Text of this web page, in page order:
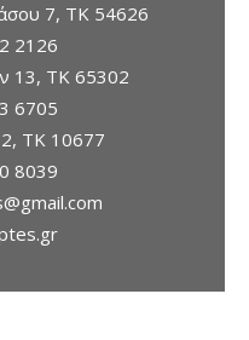
7, TK 54626
2126
13, ΤΚ 65302
6705
ΤΚ 10677
8039